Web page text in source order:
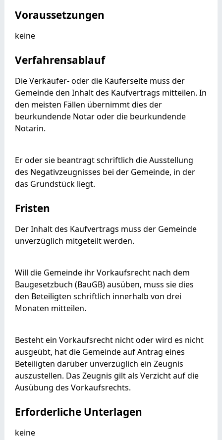
Voraussetzungen
keine
Verfahrensablauf
Die Verkäufer- oder die Käuferseite muss der
Gemeinde den Inhalt des Kaufvertrags mitteilen. In
den meisten Fällen übernimmt dies der
beurkundende Notar oder die beurkundende
Notarin.
Er oder sie beantragt schriftlich die Ausstellung
des Negativzeugnisses bei der Gemeinde, in der
das Grundstück liegt.
Fristen
Der Inhalt des Kaufvertrags muss der Gemeinde
unverzüglich mitgeteilt werden.
Will die Gemeinde ihr Vorkaufsrecht nach dem
Baugesetzbuch (BauGB) ausüben, muss sie dies
den Beteiligten schriftlich innerhalb von drei
Monaten mitteilen.
Besteht ein Vorkaufsrecht nicht oder wird es nicht
ausgeübt, hat die Gemeinde auf Antrag eines
Beteiligten darüber unverzüglich ein Zeugnis
auszustellen. Das Zeugnis gilt als Verzicht auf die
Ausübung des Vorkaufsrechts.
Erforderliche Unterlagen
keine